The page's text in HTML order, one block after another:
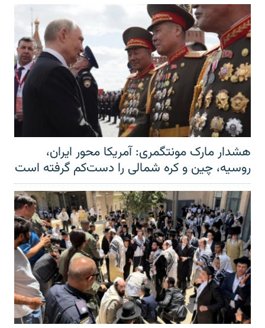
هشدار مارک مونتگمری: آمریکا محور ایران،
روسیه، چین و کره شمالی را دست‌کم گرفته است